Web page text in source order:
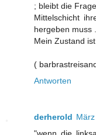
; bleibt die
Mittelschicht
hergeben muss .
Mein Zustand
(
Antworten
derherold